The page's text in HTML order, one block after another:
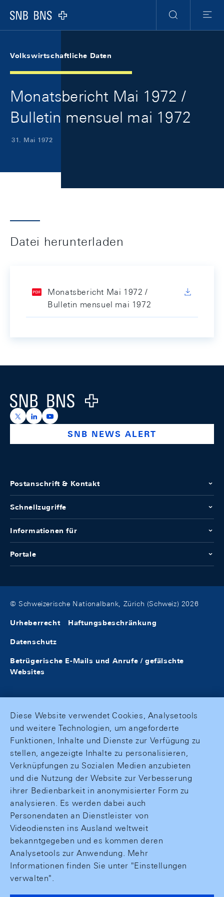
Logo
Suche
Menu
Volkswirtschaftliche Daten
Monatsbericht Mai 1972 /
Bulletin mensuel mai 1972
31. Mai 1972
Datei herunterladen
Monatsbericht Mai 1972 /
Bulletin mensuel mai 1972
Logo
https://x.com/snb_bns
https://ch.linkedin.com/company/swiss-national-
https://www.youtube.com/@swissnationalbank
SNB NEWS ALERT
Postanschrift & Kontakt
Schnellzugriffe
Informationen für
Portale
© Schweizerische Nationalbank, Zürich (Schweiz) 2026
Urheberrecht Haftungsbeschränkung
Datenschutz
Betrügerische E-Mails und Anrufe / gefälschte
Websites
Diese Website verwendet Cookies, Analysetools
und weitere Technologien, um angeforderte
Funktionen, Inhalte und Dienste zur Verfügung zu
stellen, angezeigte Inhalte zu personalisieren,
Verknüpfungen zu Sozialen Medien anzubieten
und die Nutzung der Website zur Verbesserung
ihrer Bedienbarkeit in anonymisierter Form zu
analysieren. Es werden dabei auch
Personendaten an Dienstleister von
Videodiensten ins Ausland weltweit
bekanntgegeben und es kommen deren
Analysetools zur Anwendung. Mehr
Informationen finden Sie unter "Einstellungen
verwalten".